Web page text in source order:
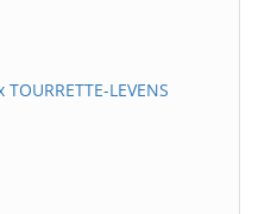
LEVENS